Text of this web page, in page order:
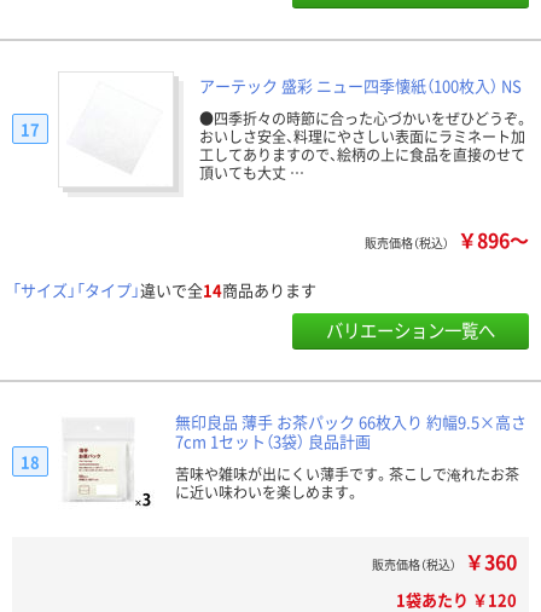
アーテック 盛彩 ニュー四季懐紙（100枚入） NS
●四季折々の時節に合った心づかいをぜひどうぞ。
おいしさ安全、料理にやさしい表面にラミネート加
工してありますので、絵柄の上に食品を直接のせて
頂いても大丈 …
17
販売価格（税込） ￥896～
「サイズ」「タイプ」違いで全14商品あります
バリエーション一覧へ
無印良品 薄手 お茶パック 66枚入り 約幅9.5×高さ
7cm 1セット（3袋） 良品計画
苦味や雑味が出にくい薄手です。茶こしで淹れたお茶
に近い味わいを楽しめます。
18
販売価格（税込） ￥360
1袋あたり ￥120